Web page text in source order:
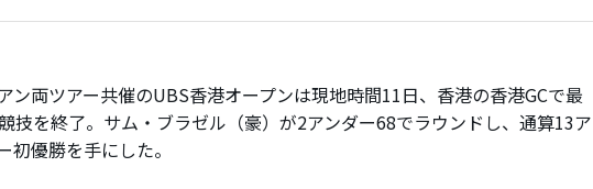
ン両ツアー共催のUBS香港オープンは現地時間11日、香港の香港GCで最
技を終了。サム・ブラゼル（豪）が2アンダー68でラウンドし、通算13ア
初優勝を手にした。